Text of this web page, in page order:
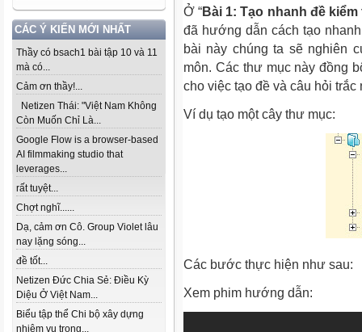
CÁC Ý KIẾN MỚI NHẤT
Thầy có bsach1 bài tập 10 và 11
mà có...
Cảm ơn thầy!...
Netizen Thái: "Việt Nam Không
Còn Muốn Chỉ Là...
Google Flow is a browser-based
AI filmmaking studio that
leverages...
rất tuyệt...
Chợt nghĩ......
Dạ, cảm ơn Cô. Group Violet lâu
nay lặng sóng...
đề tốt...
Netizen Đức Chia Sẻ: Điều Kỳ
Diệu Ở Việt Nam...
Biểu tập thể Chi bộ xây dựng
nhiệm vụ trọng...
Ở “Bài 1: Tạo nhanh đề
đã hướng dẫn cách tạo
bài này chúng ta sẽ nghiên
môn. Các thư mục này đồng
cho việc tạo đề và câu hỏi
Ví dụ tạo một cây thư mục:
Các bước thực hiện như sau:
Xem phim hướng dẫn: